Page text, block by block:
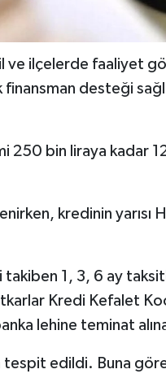
ve ilçelerde faaliyet
desteği
250 bin liraya kadar
kredinin yarısı
takiben 1, 3, 6 ay
Kredi Kefalet
lehine teminat
tespit edildi. Buna